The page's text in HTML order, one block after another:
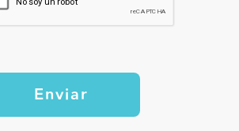
Enviar